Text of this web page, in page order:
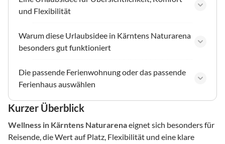
und Flexibilität
Warum diese Urlaubsidee in Kärntens Naturarena
besonders gut funktioniert
Die passende Ferienwohnung oder das passende
Ferienhaus auswählen
Kurzer Überblick
Wellness in Kärntens Naturarenaeignet sich besonders für
Reisende, die Wert auf Platz, Flexibilität und eine klare